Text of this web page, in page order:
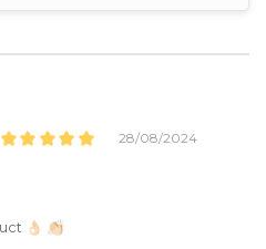
28/08/2024
👏🏻